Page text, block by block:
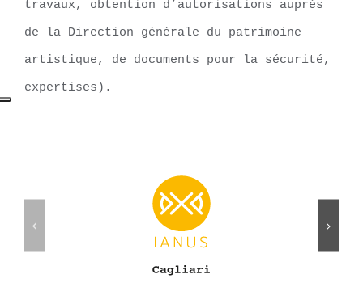
travaux, obtention d’autorisations auprès
de la Direction générale du patrimoine
artistique, de documents pour la sécurité,
expertises).